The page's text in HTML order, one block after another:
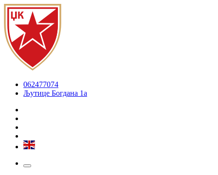
062477074
Љутице Богдана 1а